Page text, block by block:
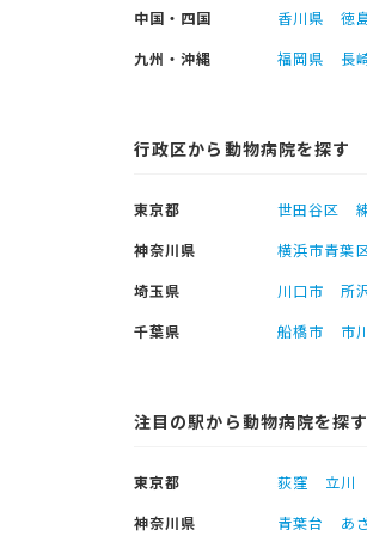
中国・四国
香川県 徳
九州・沖縄
福岡県 長
行政区から動物病院を探す
東京都 世田谷区
神奈川県
横浜市青葉
埼玉県
川口市 所
千葉県
船橋市 市
注目の駅から動物病院を探す
東京都 荻窪 立川
神奈川県
青葉台 あ